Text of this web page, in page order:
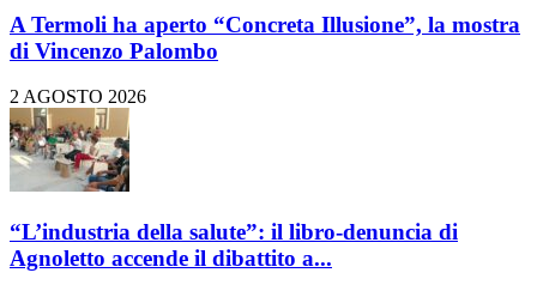
A Termoli ha aperto “Concreta Illusione”, la mostra
di Vincenzo Palombo
2 AGOSTO 2026
“L’industria della salute”: il libro-denuncia di
Agnoletto accende il dibattito a...